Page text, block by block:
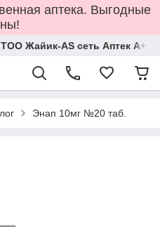
аптека. Выгодные
Жайик-AS сеть Аптек А+
Энап 10мг №20 таб.